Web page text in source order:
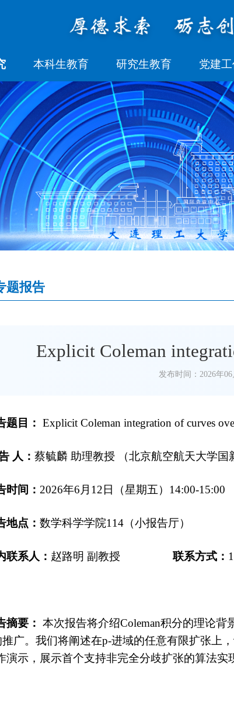
本科生教育 研究生教育 党建
题报告
Explicit Coleman
发布时间：2026年
题目： Explicit Coleman integration of curves
人： 蔡毓麟 助理教授 （北京航空航天大学国
时间： 2026年6 月 12 日（星期五） 14:00-15:00
地点： 数学科学学院114（小报告厅）
联系人： 赵路明 副教授 联系方式：
摘要： 本次报告将介绍Coleman积分的理论背
广。我们将阐述在p-进域的任意有限扩张上
演示，展示首个支持非完全分歧扩张的算法实